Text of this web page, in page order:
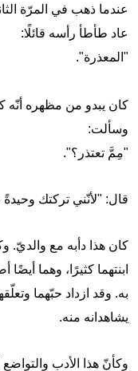
عندما ذهب في المرّة
عاد طأطأ رأسه قائلًا:
"المعذرة".
كان يبدو من مظهره أنّه
وسألت:
"مِمَّ تعتذر؟".
قال: "لأنّني تركتك
كان هذا دأبه مع والديّ.
ابنتهما كثيرًا، وهما
به. وقد ازداد حبّهما
يشاهدانه منه.
وكأنّ هذا الأدب